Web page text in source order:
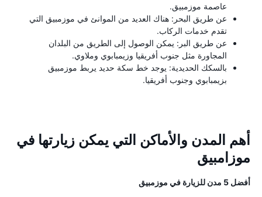
عاصمة موزمبيق.
عن طريق البحر: هناك العديد من الموانئ في موزمبيق التي
تقدم خدمات الركاب.
عن طريق البر: يمكن الوصول إلى الطريق من البلدان
المجاورة مثل جنوب أفريقيا وزيمبابوي وملاوي.
بالسكك الحديدية: يوجد خط سكة حديد يربط موزمبيق
بزيمبابوي وجنوب أفريقيا.
أهم المدن والأماكن التي يمكن زيارتها في
موزامبيق
أفضل 5 مدن للزيارة في موزمبيق